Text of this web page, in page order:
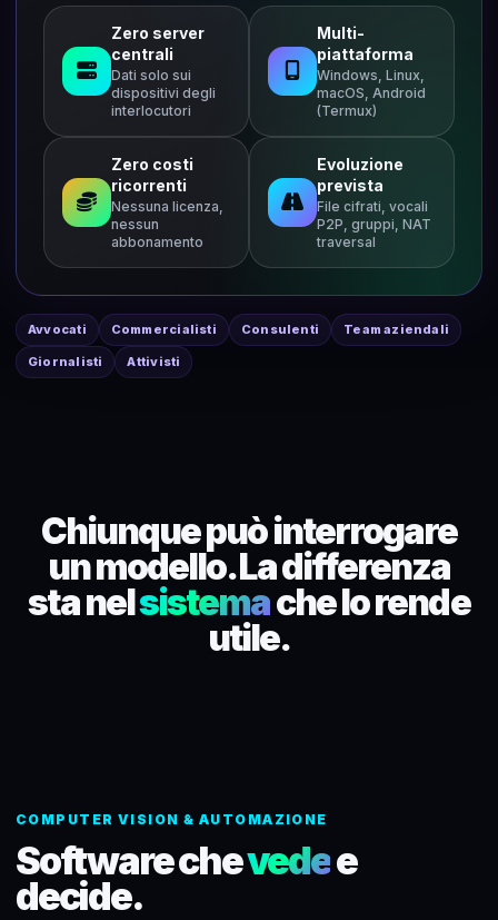
Zero server
centrali
Dati solo sui
dispositivi degli
interlocutori
Multi-
piattaforma
Windows, Linux,
macOS, Android
(Termux)
Zero costi
ricorrenti
Nessuna licenza,
nessun
abbonamento
Evoluzione
prevista
File cifrati, vocali
P2P, gruppi, NAT
traversal
Avvocati Commercialisti Consulenti Team aziendali
Giornalisti Attivisti
Chiunque può interrogare
un modello. La differenza
sta nelsistemache lo rende
utile.
COMPUTER VISION & AUTOMAZIONE
Software chevedee
decide.